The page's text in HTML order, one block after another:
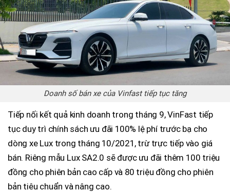
Doanh số bán xe của Vinfast tiếp tục tăng
Tiếp nối kết quả kinh doanh trong tháng 9, VinFast tiếp
tục duy trì chính sách ưu đãi 100% lệ phí trước bạ cho
dòng xe Lux trong tháng 10/2021, trừ trực tiếp vào giá
bán. Riêng mẫu Lux SA2.0 sẽ được ưu đãi thêm 100 triệu
đồng cho phiên bản cao cấp và 80 triệu đồng cho phiên
bản tiêu chuẩn và nâng cao.